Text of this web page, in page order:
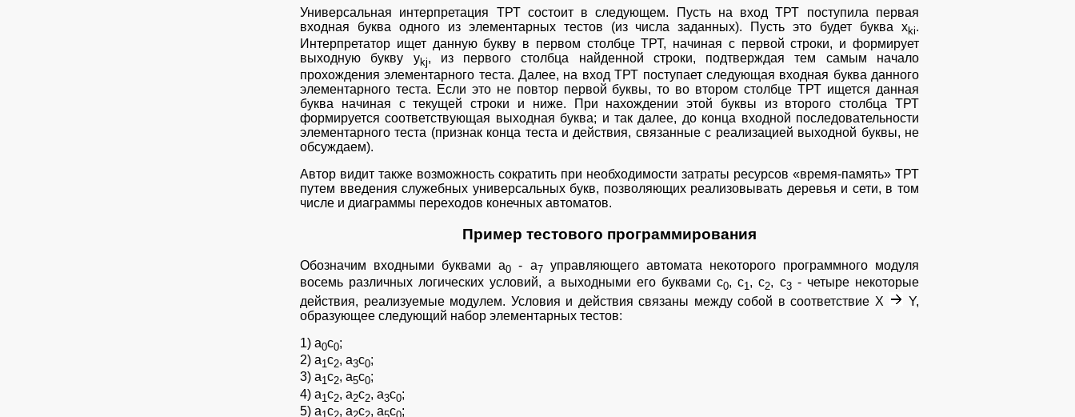
Универсальная интерпретация ТРТ состоит в следующем. Пусть на вход ТРТ поступила первая
входная буква одного из элементарных тестов (из числа заданных). Пусть это будет буква xki.
Интерпретатор ищет данную букву в первом столбце ТРТ, начиная с первой строки, и формирует
выходную букву ykj, из первого столбца найденной строки, подтверждая тем самым начало
прохождения элементарного теста. Далее, на вход ТРТ поступает следующая входная буква данного
элементарного теста. Если это не повтор первой буквы, то во втором столбце ТРТ ищется данная
буква начиная с текущей строки и ниже. При нахождении этой буквы из второго столбца ТРТ
формируется соответствующая выходная буква; и так далее, до конца входной последовательности
элементарного теста (признак конца теста и действия, связанные с реализацией выходной буквы, не
обсуждаем).
Автор видит также возможность сократить при необходимости затраты ресурсов «время-память» ТРТ
путем введения служебных универсальных букв, позволяющих реализовывать деревья и сети, в том
числе и диаграммы переходов конечных автоматов.
Пример тестового программирования
Обозначим входными буквами а0 - а7управляющего автомата некоторого программного модуля
восемь различных логических условий, а выходными его буквами с0, с1, с2, с3- четыре некоторые
действия, реализуемые модулем. Условия и действия связаны между собой в соответствие Х
Y,
образующее следующий набор элементарных тестов:
1) а0с0;
2) а1с2, а3с0;
3) а1с2, а5с0;
4) а1 с2, а2с2, а3с0;
5) а с , а с , а с ;